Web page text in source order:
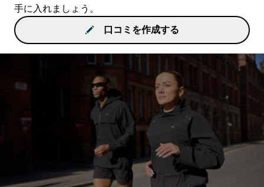
手に入れましょう。
口コミを作成する